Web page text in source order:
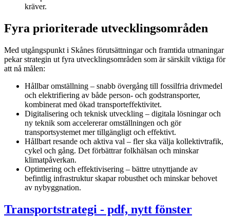
kräver.
Fyra prioriterade utvecklingsområden
Med utgångspunkt i Skånes förutsättningar och framtida utmaningar
pekar strategin ut fyra utvecklingsområden som är särskilt viktiga för
att nå målen:
Hållbar omställning – snabb övergång till fossilfria drivmedel
och elektrifiering av både person- och godstransporter,
kombinerat med ökad transporteffektivitet.
Digitalisering och teknisk utveckling – digitala lösningar och
ny teknik som accelererar omställningen och gör
transportsystemet mer tillgängligt och effektivt.
Hållbart resande och aktiva val – fler ska välja kollektivtrafik,
cykel och gång. Det förbättrar folkhälsan och minskar
klimatpåverkan.
Optimering och effektivisering – bättre utnyttjande av
befintlig infrastruktur skapar robusthet och minskar behovet
av nybyggnation.
Transportstrategi - pdf, nytt fönster